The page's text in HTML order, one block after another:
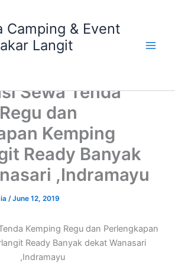
Camping & Event
Langit
Sewa Tenda
dan
Kemping
Ready Banyak
,Indramayu
/June 12, 2019
Kemping Regu dan Perlengkapan
Ready Banyak dekat Wanasari
,Indramayu